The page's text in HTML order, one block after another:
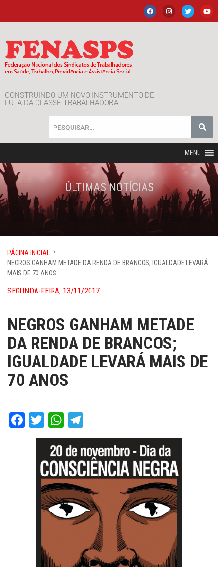
CONSTRUINDO UM NOVO INSTRUMENTO DE
LUTA DA CLASSE TRABALHADORA
MENU
ÚLTIMAS NOTÍCIAS
PÁGINA INICIAL
NEGROS GANHAM METADE DA RENDA DE BRANCOS; IGUALDADE LEVARÁ
MAIS DE 70 ANOS
SEGUNDA-FEIRA, 13/11/2017
NEGROS GANHAM METADE
DA RENDA DE BRANCOS;
IGUALDADE LEVARÁ MAIS DE
70 ANOS
Facebook
TwitterWhatsApp